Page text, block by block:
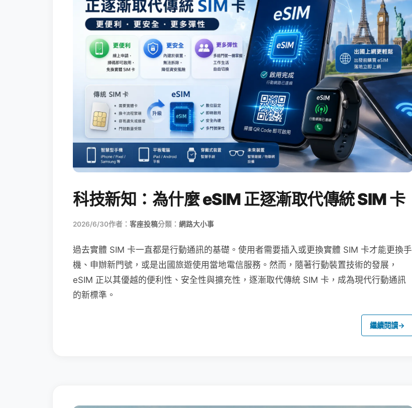
科技新知：為什麼 eSIM 正逐漸取代傳統 SIM 卡
2026/6/30作者： 客座投稿分類： 網路大小事
過去實體 SIM 卡一直都是行動通訊的基礎。使用者需要插入或更換實體 SIM 卡才能更換手
機、申辦新門號，或是出國旅遊使用當地電信服務。然而，隨著行動裝置技術的發展，
eSIM 正以其優越的便利性、安全性與擴充性，逐漸取代傳統 SIM 卡，成為現代行動通訊
的新標準。
繼續閱讀→